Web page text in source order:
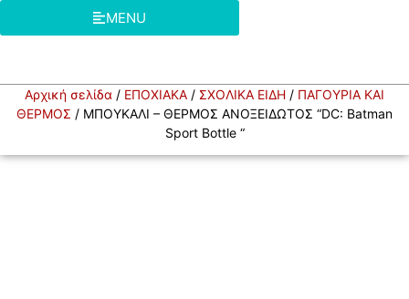
MENU
Αρχική σελίδα / ΕΠΟΧΙΑΚΑ / ΣΧΟΛΙΚΑ ΕΙΔΗ / ΠΑΓΟΥΡΙΑ ΚΑΙ
ΘΕΡΜΟΣ / ΜΠΟΥΚΑΛΙ – ΘΕΡΜΟΣ ΑΝΟΞΕΙΔΩΤΟΣ “DC: Batman
Sport Bottle “